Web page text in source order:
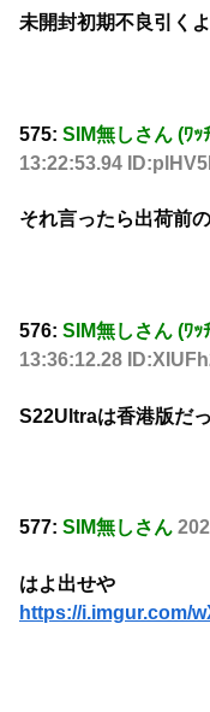
未開封初期不良引く
575: SIM無しさん (ﾜｯ
13:22:53.94
それ言ったら出荷前
576: SIM無しさん (ﾜ
13:36:12.28
S22Ultraは香港版だ
577: SIM無しさん
はよ出せや
https://i.imgur.com/